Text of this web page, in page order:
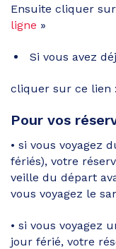
Ensuite cliquer
ligne »
Si vous avez
cliquer sur ce lien
Pour vos
• si vous voyagez
fériés), votre
veille du départ
vous voyagez le
• si vous voyagez
jour férié, votre